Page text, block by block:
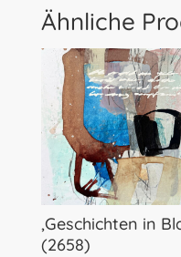
Ähnliche
‚Geschichten in
(2658)